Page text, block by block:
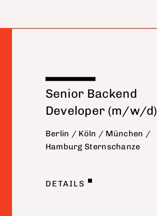
Senior Backend
Developer (m/w/d)
Berlin / Köln / München /
Hamburg Sternschanze
DETAILS